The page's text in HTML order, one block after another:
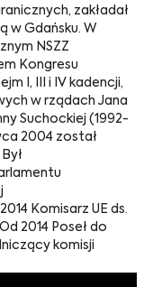
zakładał
w Gdańsku. W
NSZZ
Kongresu
I, III i IV kadencji,
w rządach Jana
Suchockiej (1992-
2004 został
Komisarz UE ds.
2014 Poseł do
komisji